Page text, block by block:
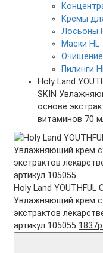
Кремы
Лосьоны
Маски HL
Пилинги
Holy Land
SKIN
основе
витаминов 70
Holy Land YOUTHFUL
Увлажняющий крем
экстрактов
артикул 105055 1837р.